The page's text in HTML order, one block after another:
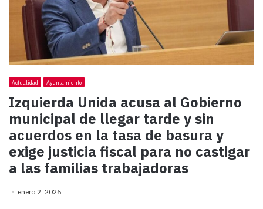
Actualidad Ayuntamiento
Izquierda Unida acusa al Gobierno
municipal de llegar tarde y sin
acuerdos en la tasa de basura y
exige justicia fiscal para no castigar
a las familias trabajadoras
enero 2, 2026